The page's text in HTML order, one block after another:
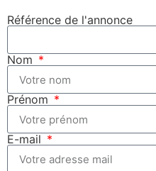
Référence de l'annonce
Nom
Prénom
E-mail